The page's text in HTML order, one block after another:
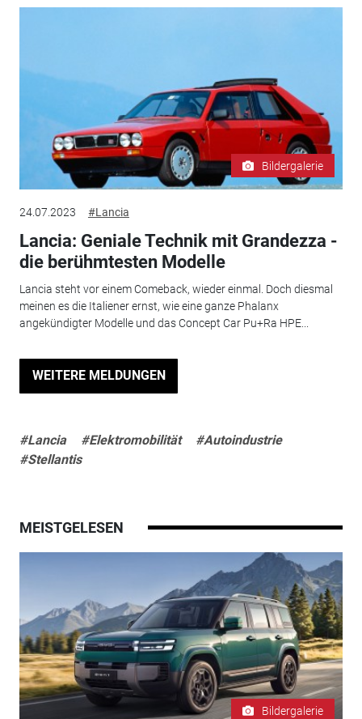
Bildergalerie
24.07.2023 #Lancia
Lancia: Geniale Technik mit Grandezza -
die berühmtesten Modelle
Lancia steht vor einem Comeback, wieder einmal. Doch diesmal
meinen es die Italiener ernst, wie eine ganze Phalanx
angekündigter Modelle und das Concept Car Pu+Ra HPE...
WEITERE MELDUNGEN
#Lancia #Elektromobilität
#Autoindustrie
#Stellantis
MEISTGELESEN
Bildergalerie